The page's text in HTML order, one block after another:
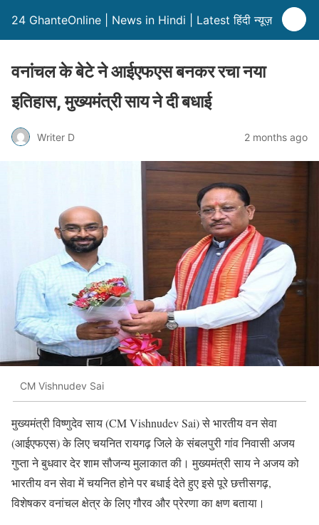
24 GhanteOnline | News in Hindi | Latest हिंदी न्यूज़
वनांचल के बेटे ने आईएफएस बनकर रचा नया
इतिहास, मुख्यमंत्री साय ने दी बधाई
Writer D 2 months ago
CM Vishnudev Sai
मुख्यमंत्री विष्णुदेव साय (CM Vishnudev Sai) से भारतीय वन सेवा
(आईएफएस) के लिए चयनित रायगढ़ जिले के संबलपुरी गांव निवासी अजय
गुप्ता ने बुधवार देर शाम सौजन्य मुलाकात की। मुख्यमंत्री साय ने अजय को
भारतीय वन सेवा में चयनित होने पर बधाई देते हुए इसे पूरे छत्तीसगढ़,
विशेषकर वनांचल क्षेत्र के लिए गौरव और प्रेरणा का क्षण बताया।